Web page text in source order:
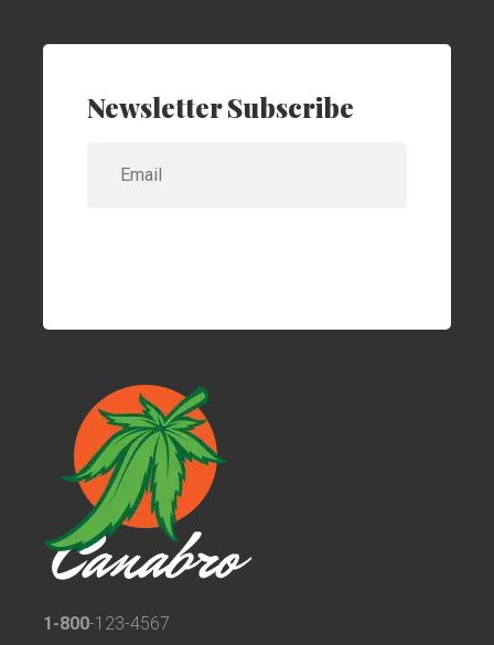
Newsletter Subscribe
1-800-123-4567